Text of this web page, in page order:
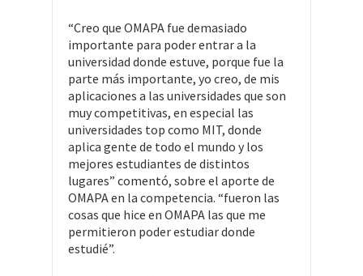
“Creo que OMAPA fue demasiado
importante para poder entrar a la
universidad donde estuve, porque fue la
parte más importante, yo creo, de mis
aplicaciones a las universidades que son
muy competitivas, en especial las
universidades top como MIT, donde
aplica gente de todo el mundo y los
mejores estudiantes de distintos
lugares” comentó, sobre el aporte de
OMAPA en la competencia. “fueron las
cosas que hice en OMAPA las que me
permitieron poder estudiar donde
estudié”.